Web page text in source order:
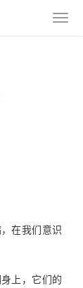
在我们意识
上，它们的